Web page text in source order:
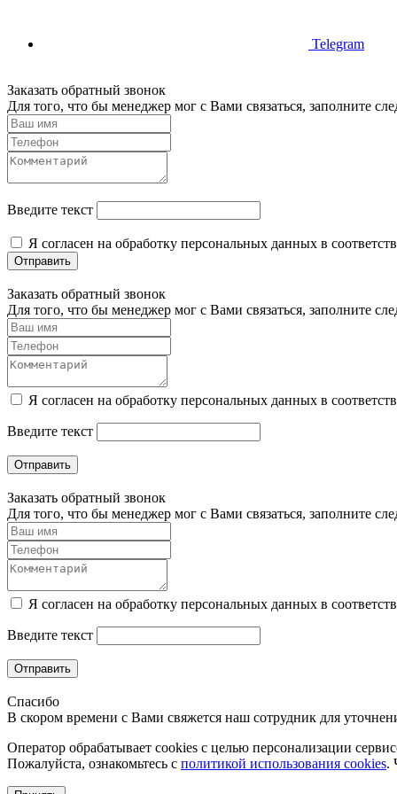
Telegram
Заказать обратный звонок
Для того, что бы менеджер мог с Вами связаться, заполните
Введите текст
Я согласен на обработку персональных данных в
Отправить
Заказать обратный звонок
Для того, что бы менеджер мог с Вами связаться, заполните
Я согласен на обработку персональных данных в
Введите текст
Отправить
Заказать обратный звонок
Для того, что бы менеджер мог с Вами связаться, заполните
Я согласен на обработку персональных данных в
Введите текст
Отправить
Спасибо
В скором времени с Вами свяжется наш сотрудник для
Оператор обрабатывает cookies с целью персонализации
Пожалуйста, ознакомьтесь с политикой использования cookies.